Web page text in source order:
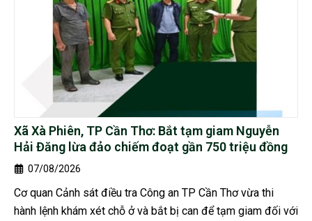
Xã Xà Phiên, TP Cần Thơ: Bắt tạm giam Nguyễn
Hải Đăng lừa đảo chiếm đoạt gần 750 triệu đồng
07/08/2026
Cơ quan Cảnh sát điều tra Công an TP Cần Thơ vừa thi
hành lệnh khám xét chỗ ở và bắt bị can để tạm giam đối với